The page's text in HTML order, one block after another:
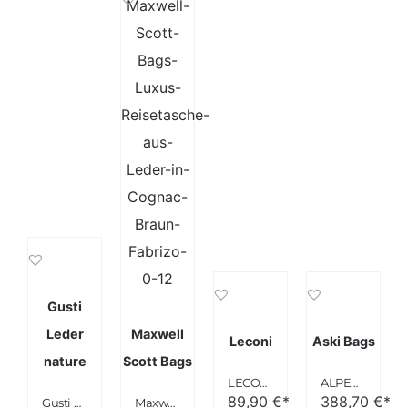
Gusti
Leder
nature
Gusti Leder nature “Henry” Reisetasche Weekender Dunkelbraun R4
Maxwell
Scott Bags
Maxwell Scott Bags® Luxus Reisetasche aus Leder in Cognac Braun (Fabrizo)
Leconi
LECONI Weekender Canvas Rindsleder Reisetasche
89,90 €*
Aski Bags
ALPENLEDER® Weekender “ALABAMA” | Echtes Büffel-Leder | Handgefertigte Reisetasche für Herren und Damen in Braun XL
388,70 €*